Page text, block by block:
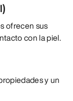
ofrecen sus
con la piel.
y un